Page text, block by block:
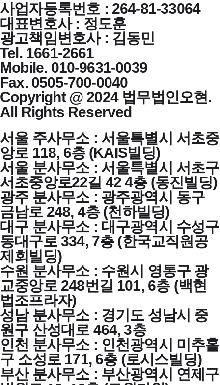
사업자등록번호 : 264-81-33064
대표변호사 : 정도훈
광고책임변호사 : 김동민
Tel. 1661-2661
Mobile. 010-9631-0039
Fax. 0505-700-0040
Copyright @ 2024 법무법인오현.
All Rights Reserved
서울 주사무소 : 서울특별시 서초중
앙로 118, 6층 (KAIS빌딩)
서울 분사무소 : 서울특별시 서초구
서초중앙로22길 42 4층 (동진빌딩)
광주 분사무소 : 광주광역시 동구
금남로 248, 4층 (천하빌딩)
대구 분사무소 : 대구광역시 수성구
동대구로 334, 7층 (한국교직원공
제회빌딩)
수원 분사무소 : 수원시 영통구 광
교중앙로 248번길 101, 6층 (백현
법조프라자)
성남 분사무소 : 경기도 성남시 중
원구 산성대로 464, 3층
인천 분사무소 : 인천광역시 미추홀
구 소성로 171, 6층 (로시스빌딩)
부산 분사무소 : 부산광역시 연제구